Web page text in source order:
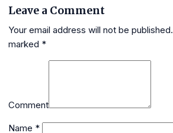
Leave a Comment
Your email address will not be published.
marked *
Comment
Name *